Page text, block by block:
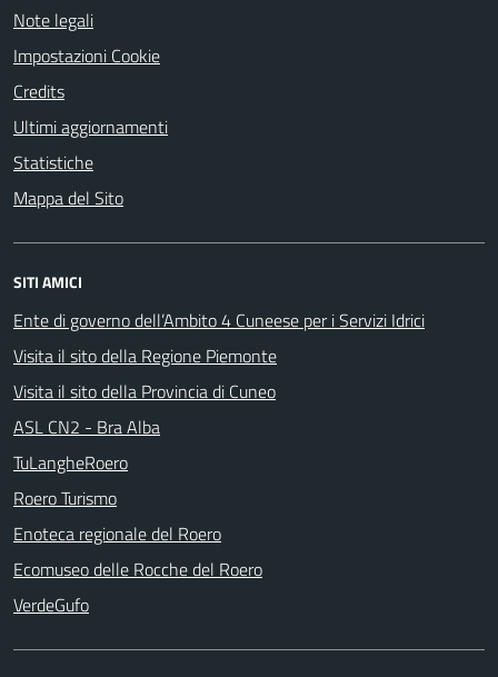
Note legali
Impostazioni Cookie
Credits
Ultimi aggiornamenti
Statistiche
Mappa del Sito
SITI AMICI
Ente di governo dell’Ambito 4 Cuneese per i Servizi Idrici
Visita il sito della Regione Piemonte
Visita il sito della Provincia di Cuneo
ASL CN2 - Bra Alba
TuLangheRoero
Roero Turismo
Enoteca regionale del Roero
Ecomuseo delle Rocche del Roero
VerdeGufo